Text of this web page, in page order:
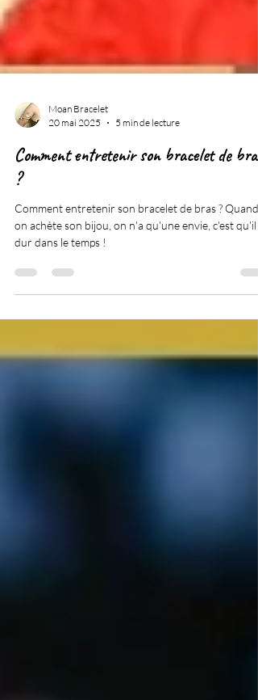
20 mai 2025
5 min de lecture
Comment entretenir son bracelet de bras
?
Comment entretenir son bracelet de bras ? Quand
dur dans le temps !